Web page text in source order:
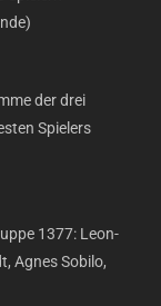
der drei
Spielers
1377: Leon-
Agnes Sobilo,